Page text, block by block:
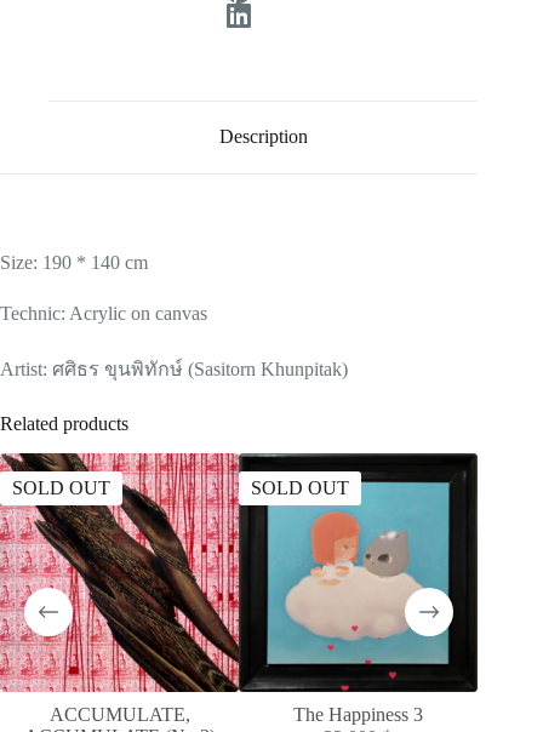
Description
Size: 190 * 140 cm
Technic: Acrylic on canvas
Artist: ศศิธร ขุนพิทักษ์ (Sasitorn Khunpitak)
Related products
SOLD OUT
ACCUMULATE,
SOLD OUT
The Happiness 3